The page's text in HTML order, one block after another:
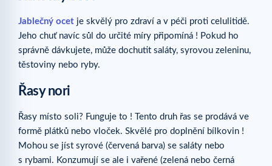
Jablečný ocet je skvělý pro zdraví a v péči proti celulitidě.
Jeho chuť navíc sůl do určité míry připomíná ! Pokud ho
správně dávkujete, může dochutit saláty, syrovou zeleninu,
těstoviny nebo ryby.
Řasy nori
Řasy místo soli? Funguje to ! Tento druh řas se prodává ve
formě plátků nebo vloček. Skvělé pro doplnění bílkovin !
Mohou se jíst syrové (červená barva) se saláty nebo
s rybami. Konzumují se ale i vařené (zelená nebo černá